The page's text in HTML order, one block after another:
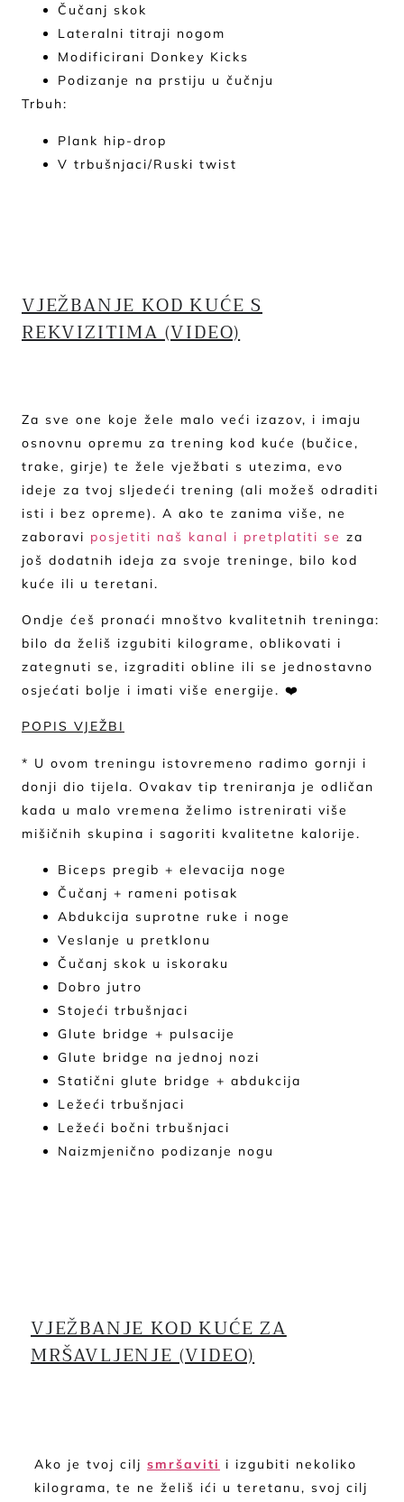
Čučanj skok
Lateralni titraji nogom
Modificirani Donkey Kicks
Podizanje na prstiju u čučnju
Trbuh:
Plank hip-drop
V trbušnjaci/Ruski twist
VJEŽBANJE KOD KUĆE S
REKVIZITIMA (VIDEO)
Za sve one koje žele malo veći izazov, i imaju
osnovnu opremu za trening kod kuće (bučice,
trake, girje) te žele vježbati s utezima, evo
ideje za tvoj sljedeći trening (ali možeš odraditi
isti i bez opreme). A ako te zanima više, ne
zaboravi posjetiti naš kanal i pretplatiti se za
još dodatnih ideja za svoje treninge, bilo kod
kuće ili u teretani.
Ondje ćeš pronaći mnoštvo kvalitetnih treninga:
bilo da želiš izgubiti kilograme, oblikovati i
zategnuti se, izgraditi obline ili se jednostavno
osjećati bolje i imati više energije. ❤️
POPIS VJEŽBI
* U ovom treningu istovremeno radimo gornji i
donji dio tijela. Ovakav tip treniranja je odličan
kada u malo vremena želimo istrenirati više
mišičnih skupina i sagoriti kvalitetne kalorije.
Biceps pregib + elevacija noge
Čučanj + rameni potisak
Abdukcija suprotne ruke i noge
Veslanje u pretklonu
Čučanj skok u iskoraku
Dobro jutro
Stojeći trbušnjaci
Glute bridge + pulsacije
Glute bridge na jednoj nozi
Statični glute bridge + abdukcija
Ležeći trbušnjaci
Ležeći bočni trbušnjaci
Naizmjenično podizanje nogu
VJEŽBANJE KOD KUĆE ZA
MRŠAVLJENJE (VIDEO)
Ako je tvoj cilj smršaviti i izgubiti nekoliko
kilograma, te ne želiš ići u teretanu, svoj cilj